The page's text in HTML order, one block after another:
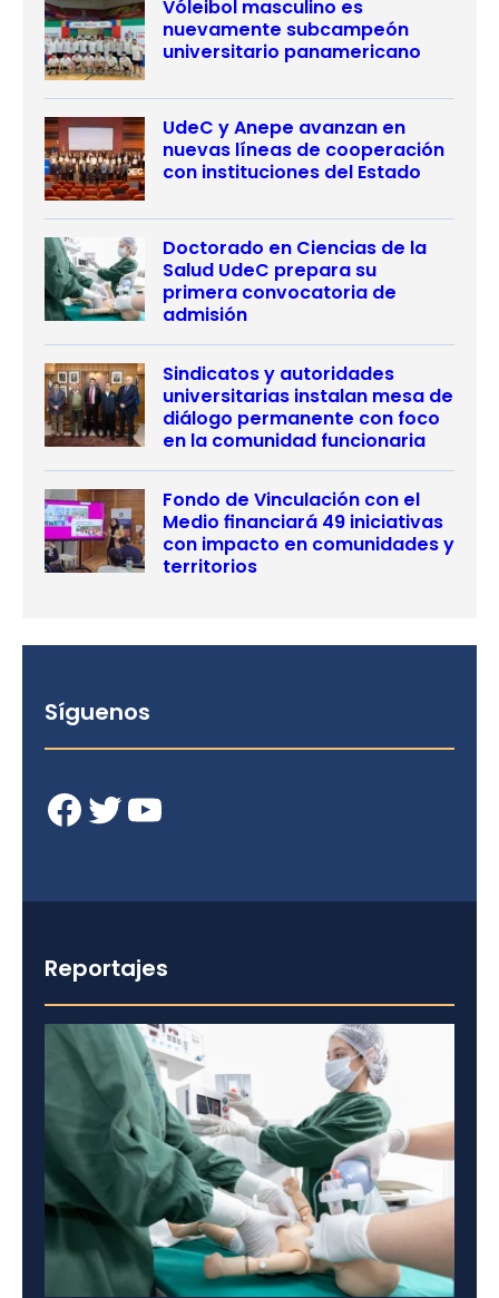
Vóleibol masculino es
nuevamente subcampeón
universitario panamericano
UdeC y Anepe avanzan en
nuevas líneas de cooperación
con instituciones del Estado
Doctorado en Ciencias de la
Salud UdeC prepara su
primera convocatoria de
admisión
Sindicatos y autoridades
universitarias instalan mesa de
diálogo permanente con foco
en la comunidad funcionaria
Fondo de Vinculación con el
Medio financiará 49 iniciativas
con impacto en comunidades y
territorios
Síguenos
Facebook Twitter YouTube
Reportajes